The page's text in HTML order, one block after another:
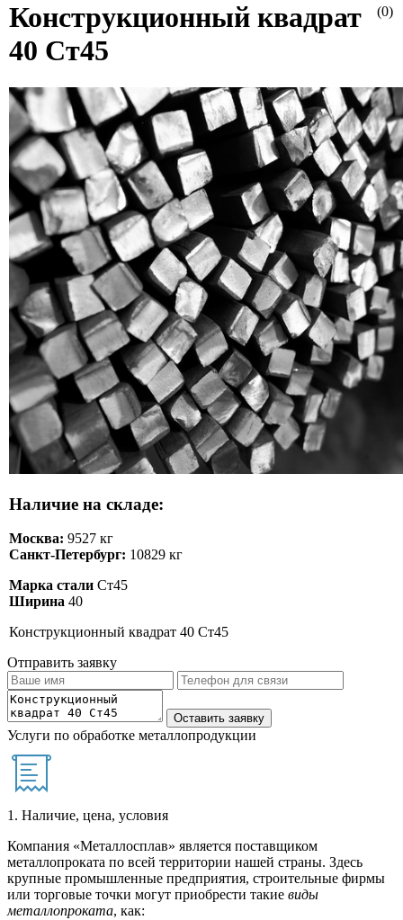
(0)
Конструкционный квадрат
40 Ст45
Наличие на складе:
Москва: 9527 кг
Санкт-Петербург: 10829 кг
Марка стали Ст45
Ширина 40
Конструкционный квадрат 40 Ст45
Отправить заявку
Услуги по обработке металлопродукции
1. Наличие, цена, условия
Компания «Металлосплав» является поставщиком
металлопроката по всей территории нашей страны. Здесь
крупные промышленные предприятия, строительные фирмы
или торговые точки могут приобрести такие виды
металлопроката, как: